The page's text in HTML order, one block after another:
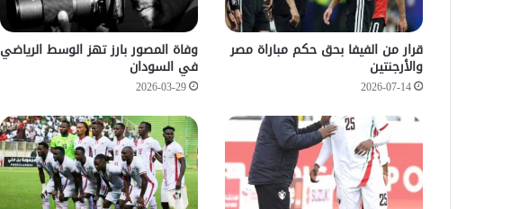
قرار من الفيفا بحق حكم مباراة مصر
والأرجنتين
2026-07-14
وفاة المصور بارز تهز الوسط الرياضي
في السودان
2026-03-29